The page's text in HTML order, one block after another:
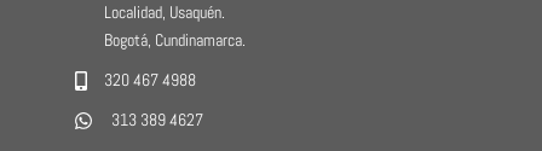
Localidad, Usaquén.
Bogotá, Cundinamarca.
320 467 4988
313 389 4627